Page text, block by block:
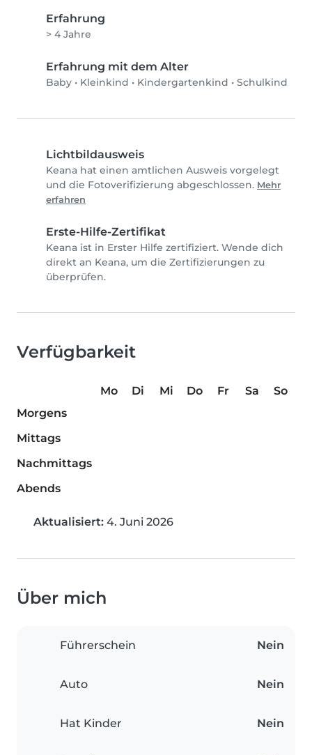
Erfahrung
> 4 Jahre
Erfahrung mit dem Alter
Baby • Kleinkind • Kindergartenkind • Schulkind
Lichtbildausweis
Keana hat einen amtlichen Ausweis vorgelegt
und die Fotoverifizierung abgeschlossen. Mehr
erfahren
Erste-Hilfe-Zertifikat
Keana ist in Erster Hilfe zertifiziert. Wende dich
direkt an Keana, um die Zertifizierungen zu
überprüfen.
Verfügbarkeit
Mo Di Mi Do Fr Sa
So
Morgens
Mittags
Nachmittags
Abends
Aktualisiert: 4. Juni 2026
Über mich
Führerschein Nein
Auto Nein
Hat Kinder Nein